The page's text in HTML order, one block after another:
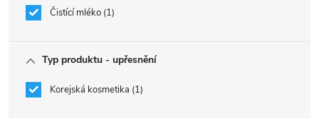
Čistící mléko 1
Typ produktu - upřesnění
Korejská kosmetika 1